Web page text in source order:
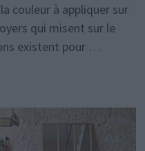
couleur à appliquer sur
qui misent sur le
existent pour …